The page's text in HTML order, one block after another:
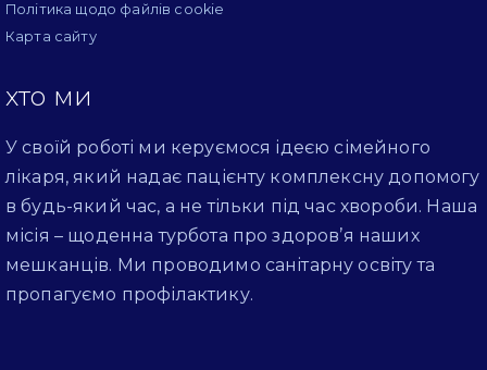
Політика щодо файлів cookie
Карта сайту
хто ми
У своїй роботі ми керуємося ідеєю сімейного
лікаря, який надає пацієнту комплексну допомогу
в будь-який час, а не тільки під час хвороби. Наша
місія – щоденна турбота про здоров’я наших
мешканців. Ми проводимо санітарну освіту та
пропагуємо профілактику.